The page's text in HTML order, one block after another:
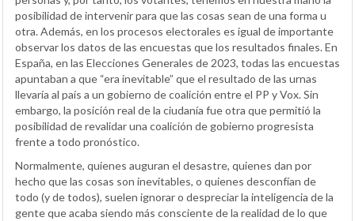
posibilidad de intervenir para que las cosas sean de una forma u
otra. Además, en los procesos electorales es igual de importante
observar los datos de las encuestas que los resultados finales. En
España, en las Elecciones Generales de 2023, todas las encuestas
apuntaban a que “era inevitable” que el resultado de las urnas
llevaría al país a un gobierno de coalición entre el PP y Vox. Sin
embargo, la posición real de la ciudanía fue otra que permitió la
posibilidad de revalidar una coalición de gobierno progresista
frente a todo pronóstico.
Normalmente, quienes auguran el desastre, quienes dan por
hecho que las cosas son inevitables, o quienes desconfían de
todo (y de todos), suelen ignorar o despreciar la inteligencia de la
gente que acaba siendo más consciente de la realidad de lo que